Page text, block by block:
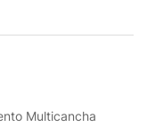
Multicancha